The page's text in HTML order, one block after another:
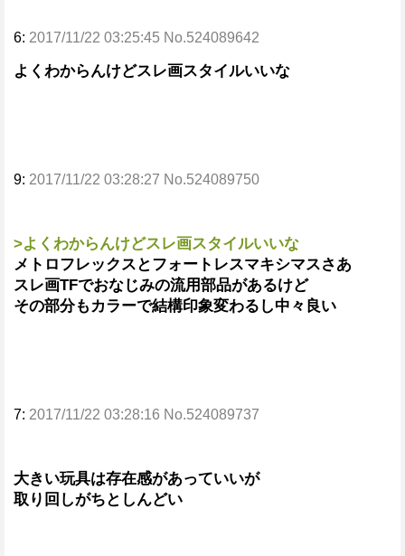
6: 2017/11/22 03:25:45 No.524089642
よくわからんけどスレ画スタイルいいな
9: 2017/11/22 03:28:27 No.524089750
>よくわからんけどスレ画スタイルいいな
メトロフレックスとフォートレスマキシマスさあ
スレ画TFでおなじみの流用部品があるけど
その部分もカラーで結構印象変わるし中々良い
7: 2017/11/22 03:28:16 No.524089737
大きい玩具は存在感があっていいが
取り回しがちとしんどい